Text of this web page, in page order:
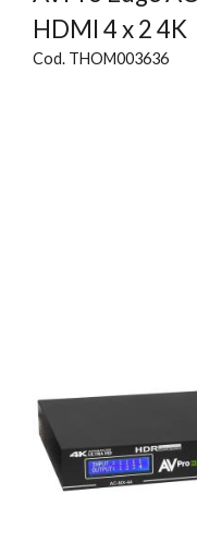
HDMI 4 x 2 4K
Cod. THOM003636